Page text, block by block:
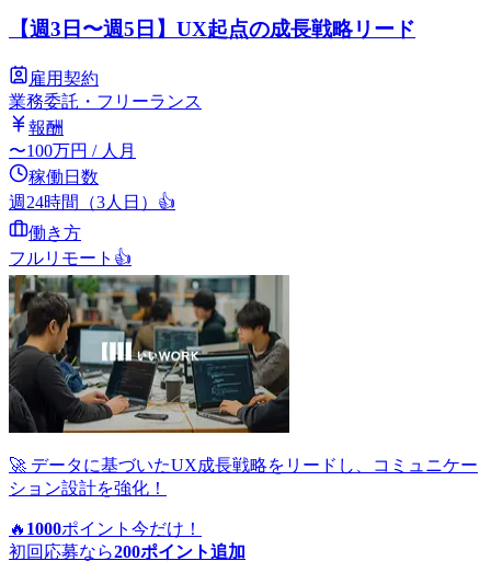
【週3日〜週5日】UX起点の成長戦略リード
雇用契約
業務委託・フリーランス
報酬
〜100万円 / 人月
稼働日数
週24時間（3人日） 👍
働き方
フルリモート 👍
🚀 データに基づいたUX成長戦略をリードし、コミュニケー
ション設計を強化！
🔥 1000ポイント 今だけ！
初回応募なら200ポイント追加